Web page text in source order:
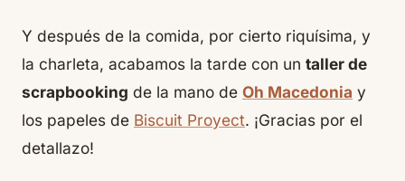
Y después de la comida, por cierto riquísima, y
la charleta, acabamos la tarde con un taller de
scrapbooking de la mano de Oh Macedonia y
los papeles de Biscuit Proyect. ¡Gracias por el
detallazo!